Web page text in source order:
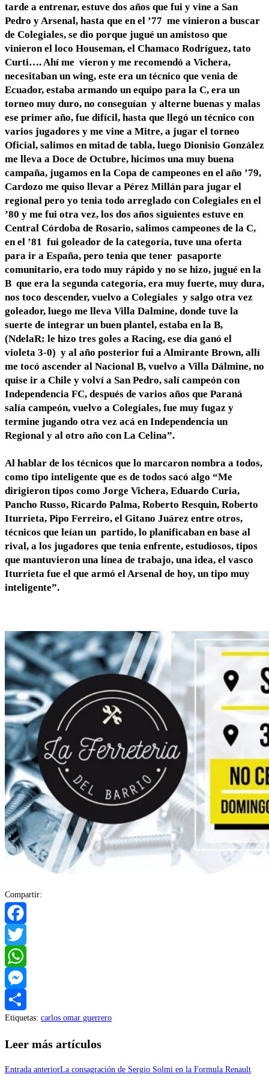
tarde a entrenar, estuve dos años que fui y vine a San
Pedro y Arsenal, hasta que en el ’77 me vinieron a buscar
de Colegiales, se dio porque jugué un amistoso que
vinieron el loco Houseman, el Chamaco Rodríguez, tato
Curti…. Ahí me vieron y me recomendó a Vichera,
necesitaban un wing, este era un técnico que venia de
Ecuador, estaba armando un equipo para la C, era un
torneo muy duro, no conseguían y alterne buenas y malas
ese primer año, fue difícil, hasta que llegó un técnico con
varios jugadores y me vine a Mitre, a jugar el torneo
Oficial, salimos en mitad de tabla, luego Dionisio González
me lleva a Doce de Octubre, hicimos una muy buena
campaña, jugamos en la Copa de campeones en el año ’79,
Cardozo me quiso llevar a Pérez Millán para jugar el
regional pero yo tenia todo arreglado con Colegiales en el
’80 y me fui otra vez, los dos años siguientes estuve en
Central Córdoba de Rosario, salimos campeones de la C,
en el ’81 fui goleador de la categoría, tuve una oferta
para ir a España, pero tenia que tener pasaporte
comunitario, era todo muy rápido y no se hizo, jugué en la
B que era la segunda categoría, era muy fuerte, muy dura,
nos toco descender, vuelvo a Colegiales y salgo otra vez
goleador, luego me lleva Villa Dalmine, donde tuve la
suerte de integrar un buen plantel, estaba en la B,
(NdelaR: le hizo tres goles a Racing, ese día ganó el
violeta 3-0) y al año posterior fui a Almirante Brown, allí
me tocó ascender al Nacional B, vuelvo a Villa Dálmine, no
quise ir a Chile y volví a San Pedro, salí campeón con
Independencia FC, después de varios años que Paraná
salía campeón, vuelvo a Colegiales, fue muy fugaz y
termine jugando otra vez acá en Independencia un
Regional y al otro año con La Celina”.
Al hablar de los técnicos que lo marcaron nombra a todos,
como tipo inteligente que es de todos sacó algo “Me
dirigieron tipos como Jorge Vichera, Eduardo Curia,
Pancho Russo, Ricardo Palma, Roberto Resquin, Roberto
Iturrieta, Pipo Ferreiro, el Gitano Juárez entre otros,
técnicos que leían un partido, lo planificaban en base al
rival, a los jugadores que tenia enfrente, estudiosos, tipos
que mantuvieron una línea de trabajo, una idea, el vasco
Iturrieta fue el que armó el Arsenal de hoy, un tipo muy
inteligente”.
Compartir:
Facebook
Twitter
WhatsApp
Messenger
Compartir
Etiquetas: carlos omar guerrero
Leer más artículos
Entrada anteriorLa consagración de Sergio Solmi en la Formula Renault